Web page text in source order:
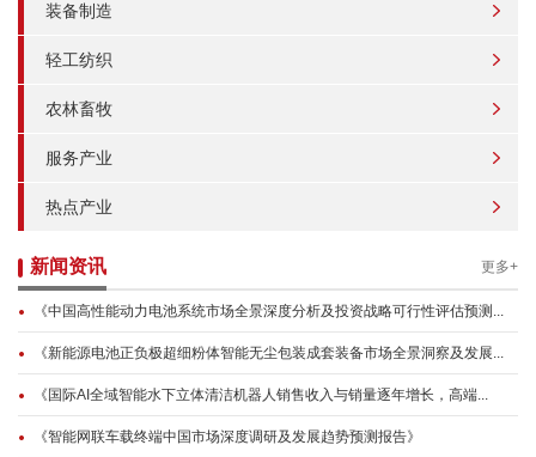
装备制造
轻工纺织
农林畜牧
服务产业
热点产业
新闻资讯 更多+
《中国高性能动力电池系统市场全景深度分析及投资战略可行性评估预测...
《新能源电池正负极超细粉体智能无尘包装成套装备市场全景洞察及发展...
《国际AI全域智能水下立体清洁机器人销售收入与销量逐年增长，高端...
《智能网联车载终端中国市场深度调研及发展趋势预测报告》